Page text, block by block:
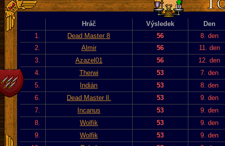
Hráč Výsledek
Den
1.
Dead Master 8 56
8. den
2.
Almir 56
11. den
3.
Azazel01 56
12. den
4.
Therwi 53
7. den
5.
Indián 53
8. den
6.
Dead Master ll. 53
9. den
7.
Incanus 53
9. den
8.
Wolfik 53
9. den
9.
Wolfik 53
9. den